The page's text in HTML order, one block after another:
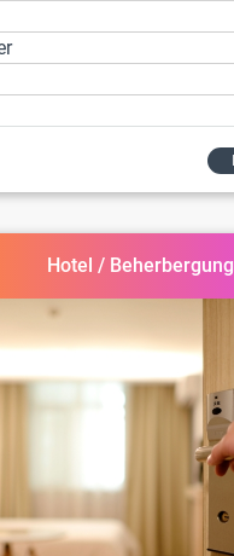
Hotel / Beherbergung